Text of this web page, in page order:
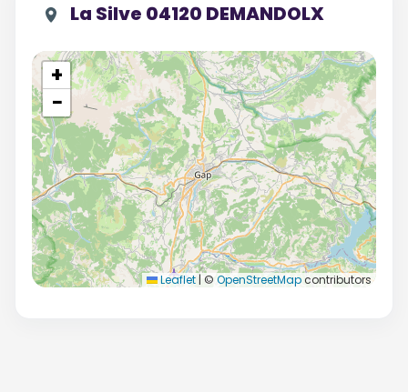
La Silve 04120 DEMANDOLX
+
−
Leaflet | © OpenStreetMapcontributors